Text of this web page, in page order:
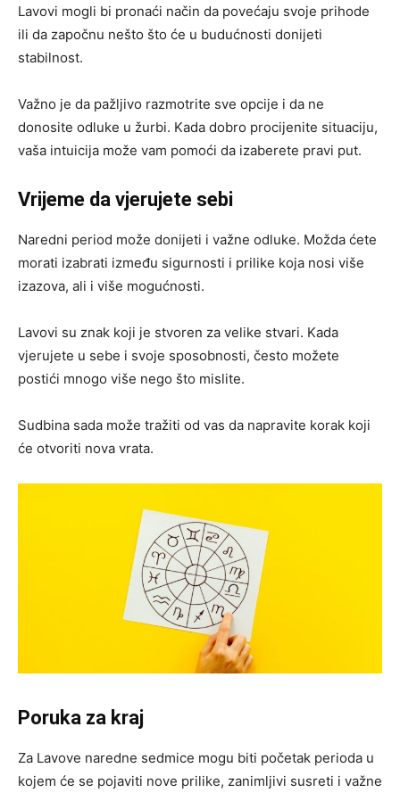
Lavovi mogli bi pronaći način da povećaju svoje prihode
ili da započnu nešto što će u budućnosti donijeti
stabilnost.
Važno je da pažljivo razmotrite sve opcije i da ne
donosite odluke u žurbi. Kada dobro procijenite situaciju,
vaša intuicija može vam pomoći da izaberete pravi put.
Vrijeme da vjerujete sebi
Naredni period može donijeti i važne odluke. Možda ćete
morati izabrati između sigurnosti i prilike koja nosi više
izazova, ali i više mogućnosti.
Lavovi su znak koji je stvoren za velike stvari. Kada
vjerujete u sebe i svoje sposobnosti, često možete
postići mnogo više nego što mislite.
Sudbina sada može tražiti od vas da napravite korak koji
će otvoriti nova vrata.
Poruka za kraj
Za Lavove naredne sedmice mogu biti početak perioda u
kojem će se pojaviti nove prilike, zanimljivi susreti i važne